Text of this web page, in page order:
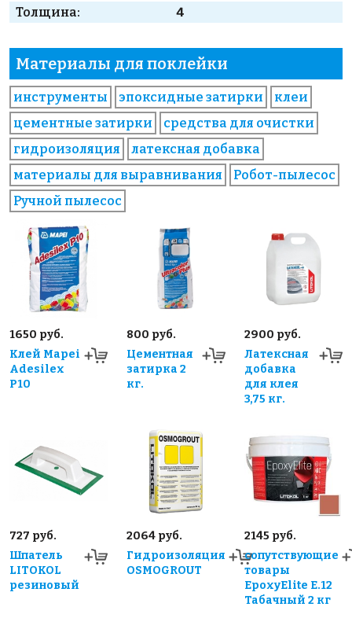
Толщина:
4
Материалы для поклейки
инструменты эпоксидные затирки
клеи
цементные затирки
средства для очистки
гидроизоляция
латексная добавка
материалы для выравнивания
Робот-пылесос
Ручной пылесос
1650 руб.
Клей Mapei
Adesilex
P10
800 руб.
Цементная
затирка 2
кг.
2900 руб.
Латексная
добавка
для клея
3,75 кг.
727 руб.
Шпатель
LITOKOL
резиновый
2064 руб.
Гидроизоляция
OSMOGROUT
2145 руб.
сопутствующие
товары
EpoxyElite E.12
Табачный 2 кг